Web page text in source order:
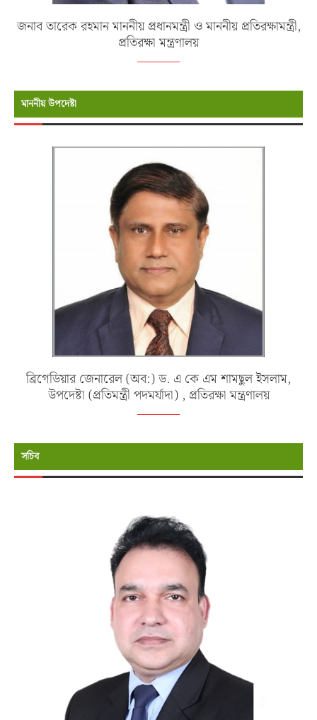
জনাব তারেক রহমান মাননীয় প্রধানমন্ত্রী ও মাননীয় প্রতিরক্ষামন্ত্রী,
প্রতিরক্ষা মন্ত্রণালয়
মাননীয় উপদেষ্টা
ব্রিগেডিয়ার জেনারেল (অব:) ড. এ কে এম শামছুল ইসলাম,
উপদেষ্টা (প্রতিমন্ত্রী পদমর্যাদা) , প্রতিরক্ষা মন্ত্রণালয়
সচিব